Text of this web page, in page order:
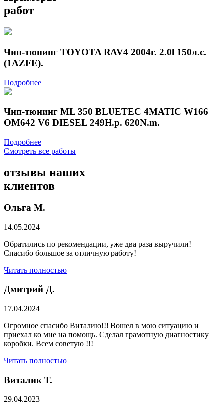
работ
Чип-тюнинг TOYOTA RAV4 2004г. 2.0l 150л.с.
(1AZFE).
Подробнее
Чип-тюнинг ML 350 BLUETEC 4MATIC W166
OM642 V6 DIESEL 249H.p. 620N.m.
Подробнее
Смотреть все работы
отзывы наших
клиентов
Ольга М.
14.05.2024
Обратились по рекомендации, уже два раза выручили!
Спасибо большое за отличную работу!
Читать полностью
Дмитрий Д.
17.04.2024
Огромное спасибо Виталию!!! Вошел в мою ситуацию и
приехал ко мне на помощь. Сделал грамотную диагностику
коробки. Всем советую !!!
Читать полностью
Виталик Т.
29.04.2023